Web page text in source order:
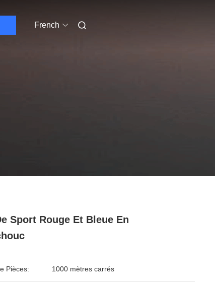
French
Sport Rouge Et Bleue En
Pièces: 1000 mètres carrés